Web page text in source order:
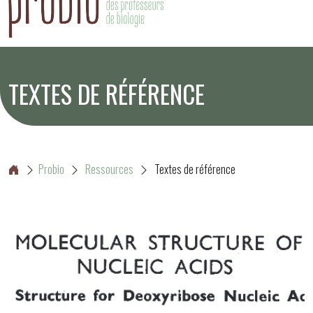
TEXTES DE RÉFÉRENCE
Probio Ressources Textes de référence